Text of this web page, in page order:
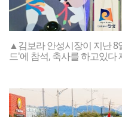
▲김보라 안성시장이 지난 8
드'에 참석, 축사를 하고있다